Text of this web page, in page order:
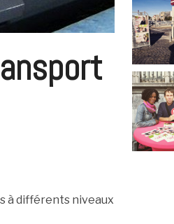
à différents niveaux